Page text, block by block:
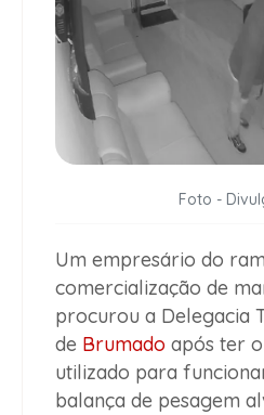
Foto -
Um empresário do
comercialização de
procurou a Delegacia
de Brumado após ter
utilizado para
balança de pesagem